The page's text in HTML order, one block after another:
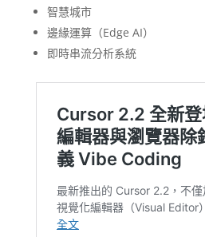
智慧城市
邊緣運算（Edge AI）
即時串流分析系統